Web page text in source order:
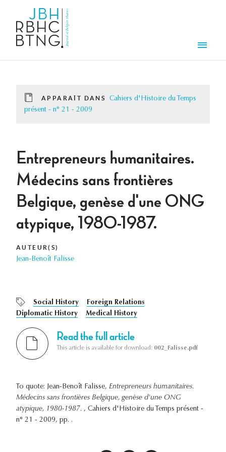
APPARAÎT DANS
Cahiers d'Histoire du Temps
présent - n° 21 - 2009
Entrepreneurs humanitaires.
Médecins sans frontières
Belgique, genèse d'une ONG
atypique, 1980-1987.
AUTEUR(S)
Jean-Benoît Falisse
Social History
Foreign Relations
Diplomatic History
Medical History
Read the full article
This article is available for download: 002_Falisse.pdf
To quote: Jean-Benoît Falisse, Entrepreneurs humanitaires.
Médecins sans frontières Belgique, genèse d'une ONG
atypique, 1980-1987. , Cahiers d'Histoire du Temps présent -
n° 21 - 2009, pp. .